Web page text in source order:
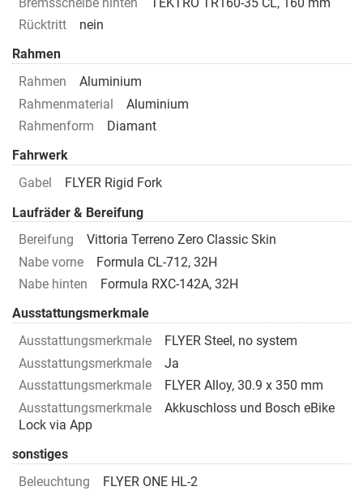
Rücktritt
nein
Rahmen
Rahmen
Aluminium
Rahmenmaterial
Aluminium
Rahmenform
Diamant
Fahrwerk
Gabel
FLYER Rigid Fork
Laufräder & Bereifung
Bereifung
Vittoria Terreno Zero Classic Skin
Nabe vorne
Formula CL-712, 32H
Nabe hinten
Formula RXC-142A, 32H
Ausstattungsmerkmale
Ausstattungsmerkmale
FLYER Steel, no system
Ausstattungsmerkmale
Ja
Ausstattungsmerkmale
FLYER Alloy, 30.9 x 350 mm
Ausstattungsmerkmale
Akkuschloss und Bosch eBike
Lock via App
sonstiges
Beleuchtung
FLYER ONE HL-2